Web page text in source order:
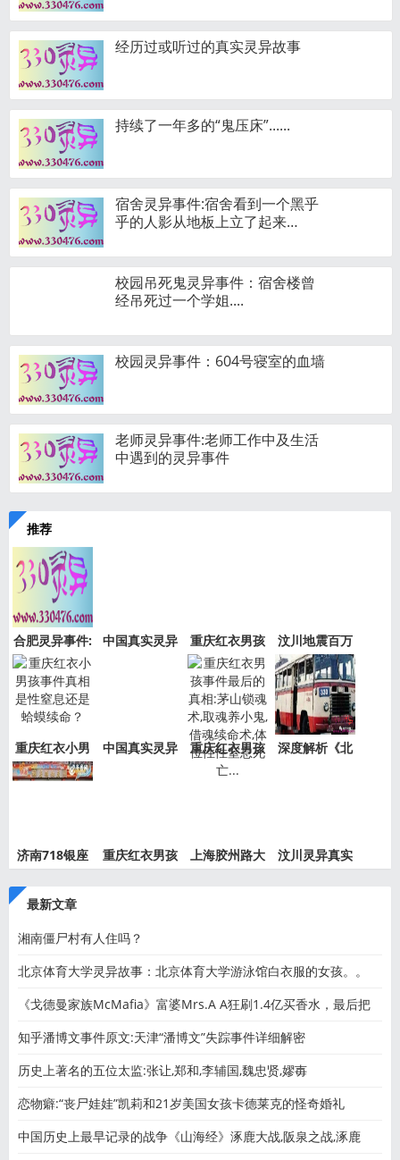
经历过或听过的真实灵异故事
持续了一年多的“鬼压床”......
宿舍灵异事件:宿舍看到一个黑乎
乎的人影从地板上立了起来…
校园吊死鬼灵异事件：宿舍楼曾
经吊死过一个学姐....
校园灵异事件：604号寝室的血墙
老师灵异事件:老师工作中及生活
中遇到的灵异事件
推荐
合肥灵异事件:
新加坡
中国真实灵异
重庆红衣男孩
事件是
汶川地震百万
“阴兵
重庆红衣小男
孩事件
中国真实灵异
重庆红衣男孩
事件最
深度解析《北
济南718银座
重庆红衣男孩
上海胶州路大
汶川灵异真实
最新文章
湘南僵尸村有人住吗？
北京体育大学灵异故事：北京体育大学游泳馆白衣服的女孩。。
《戈德曼家族McMafia》富婆Mrs.A A狂刷1.4亿买香水，最后把
老公刷
知乎潘博文事件原文:天津“潘博文”失踪事件详细解密
历史上著名的五位太监:张让,郑和,李辅国,魏忠贤,嫪毐
恋物癖:“丧尸娃娃”凯莉和21岁美国女孩卡德莱克的怪奇婚礼
中国历史上最早记录的战争《山海经》涿鹿大战,阪泉之战,涿鹿